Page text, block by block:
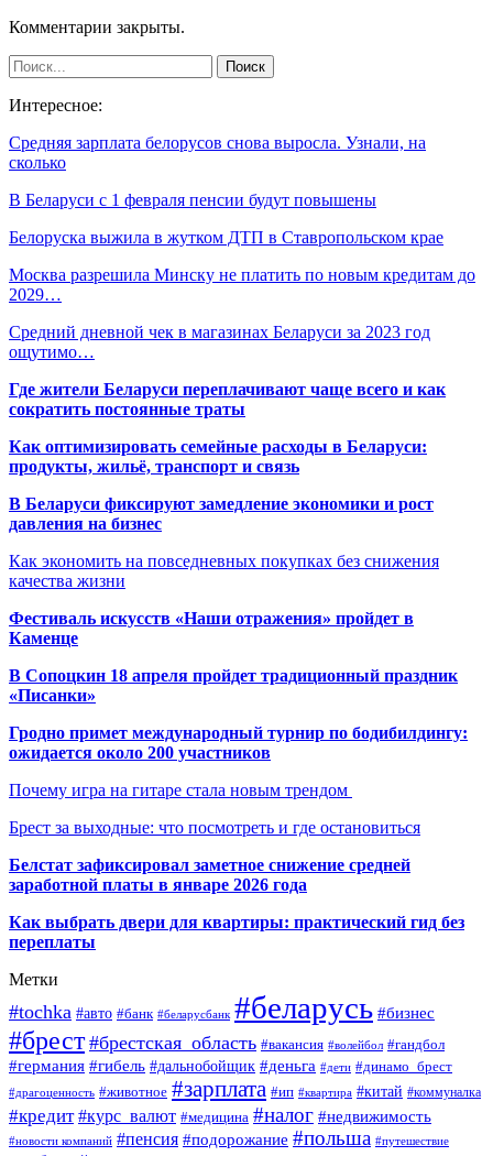
Комментарии закрыты.
Интересное:
Средняя зарплата белорусов снова выросла. Узнали, на
сколько
В Беларуси с 1 февраля пенсии будут повышены
Белоруска выжила в жутком ДТП в Ставропольском крае
Москва разрешила Минску не платить по новым кредитам до
2029…
Средний дневной чек в магазинах Беларуси за 2023 год
ощутимо…
Где жители Беларуси переплачивают чаще всего и как
сократить постоянные траты
Как оптимизировать семейные расходы в Беларуси:
продукты, жильё, транспорт и связь
В Беларуси фиксируют замедление экономики и рост
давления на бизнес
Как экономить на повседневных покупках без снижения
качества жизни
Фестиваль искусств «Наши отражения» пройдет в
Каменце
В Сопоцкин 18 апреля пройдет традиционный праздник
«Писанки»
Гродно примет международный турнир по бодибилдингу:
ожидается около 200 участников
Почему игра на гитаре стала новым трендом
Брест за выходные: что посмотреть и где остановиться
Белстат зафиксировал заметное снижение средней
заработной платы в январе 2026 года
Как выбрать двери для квартиры: практический гид без
переплаты
Метки
#tochka #авто #банк #беларусбанк #беларусь #бизнес
#брест #брестская_область #вакансия #волейбол #гандбол
#германия #гибель #дальнобойщик #деньга #дети #динамо_брест
#драгоценность #животное #зарплата #ип #квартира #китай #коммуналка
#кредит #курс_валют #медицина #налог #недвижимость
#новости компаний #пенсия #подорожание #польша #путешествие